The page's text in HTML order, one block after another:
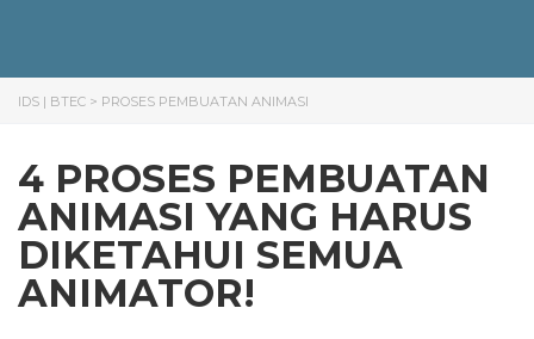
IDS | BTEC > PROSES PEMBUATAN ANIMASI
4 PROSES PEMBUATAN
ANIMASI YANG HARUS
DIKETAHUI SEMUA
ANIMATOR!